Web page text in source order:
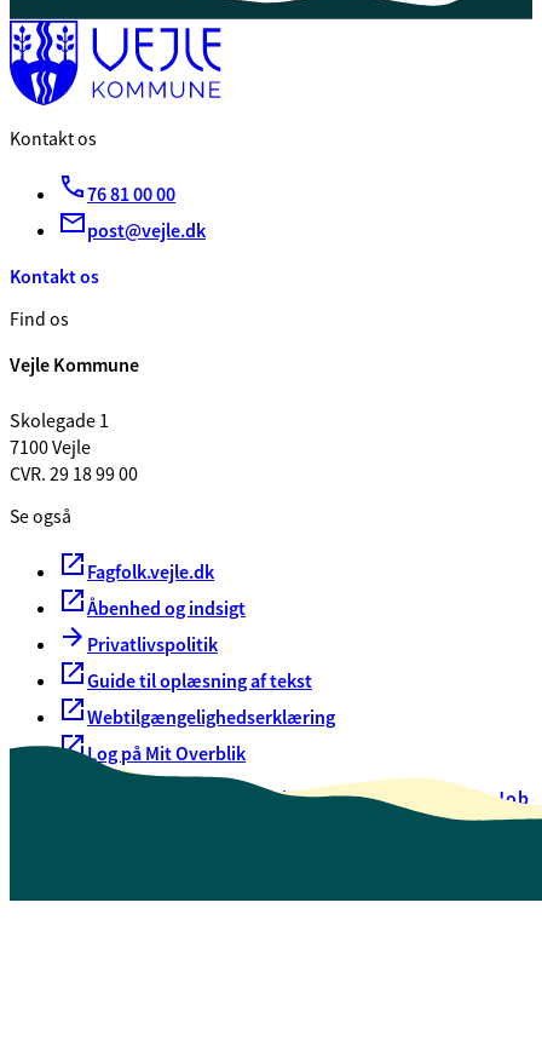
Kontakt os
76 81 00 00
post@vejle.dk
Kontakt os
Find os
Vejle Kommune
Skolegade 1
7100 Vejle
CVR. 29 18 99 00
Se også
Fagfolk.vejle.dk
Åbenhed og indsigt
Privatlivspolitik
Guide til oplæsning af tekst
Webtilgængelighedserklæring
Log på Mit Overblik
Oversigt over selvbetjeningJob